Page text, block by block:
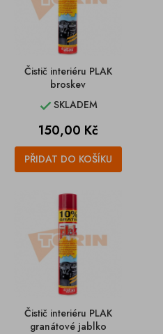
Čistič interiéru PLAK
broskev
SKLADEM
Cena
150,00 Kč
PŘIDAT DO KOŠÍKU
Čistič interiéru PLAK
granátové jablko